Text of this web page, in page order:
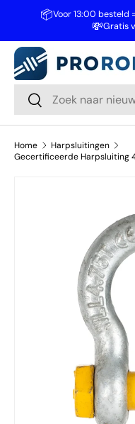
Ga naar inhoud
📦Voor 13:00 besteld
💸Gratis
Zoeken
Zoeken
Home
Harpsluitingen
Gecertificeerde Harpsluiting